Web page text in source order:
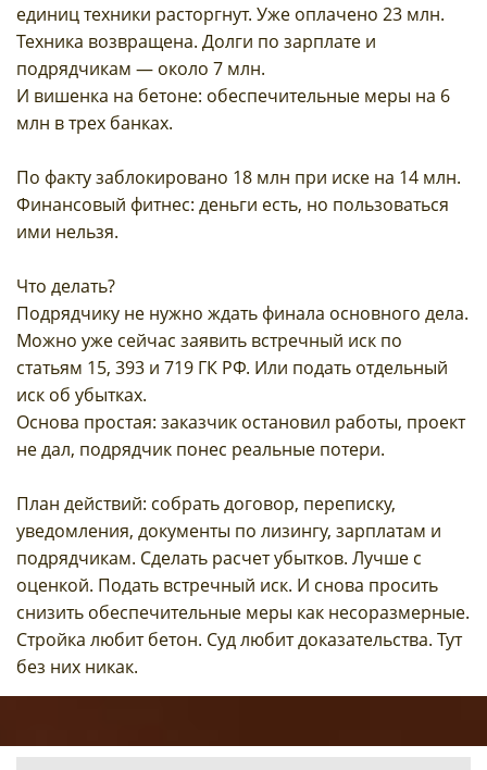
единиц техники расторгнут. Уже оплачено 23 млн.
Техника возвращена. Долги по зарплате и
подрядчикам — около 7 млн.
И вишенка на бетоне: обеспечительные меры на 6
млн в трех банках.
По факту заблокировано 18 млн при иске на 14 млн.
Финансовый фитнес: деньги есть, но пользоваться
ими нельзя.
Что делать?
Подрядчику не нужно ждать финала основного дела.
Можно уже сейчас заявить встречный иск по
статьям 15, 393 и 719 ГК РФ. Или подать отдельный
иск об убытках.
Основа простая: заказчик остановил работы, проект
не дал, подрядчик понес реальные потери.
План действий: собрать договор, переписку,
уведомления, документы по лизингу, зарплатам и
подрядчикам. Сделать расчет убытков. Лучше с
оценкой. Подать встречный иск. И снова просить
снизить обеспечительные меры как несоразмерные.
Стройка любит бетон. Суд любит доказательства. Тут
без них никак.